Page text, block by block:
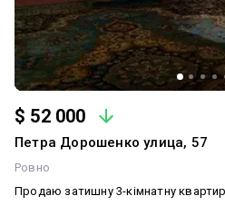
$ 52 000
Петра Дорошенко улица, 57
Ровно
Продаю затишну 3-кімнатну квартиру!